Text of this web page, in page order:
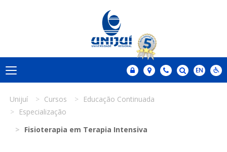
Unijuí Cursos
Educação Continuada
Especialização
Fisioterapia em Terapia Intensiva